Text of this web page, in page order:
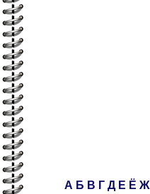
А Б В Г Д Е Ё Ж